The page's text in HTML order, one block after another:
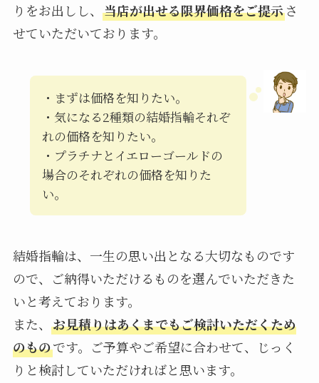
りをお出しし、 当店が出せる限界価格をご提示さ
せていただいております。
・まずは価格を知りたい。
・気になる2種類の結婚指輪それぞ
れの価格を知りたい。
・プラチナとイエローゴールドの
場合のそれぞれの価格を知りた
い。
結婚指輪は、一生の思い出となる大切なものです
ので、ご納得いただけるものを選んでいただきた
いと考えております。
また、 お見積りはあくまでもご検討いただくため
のものです。ご予算やご希望に合わせて、じっく
りと検討していただければと思います。